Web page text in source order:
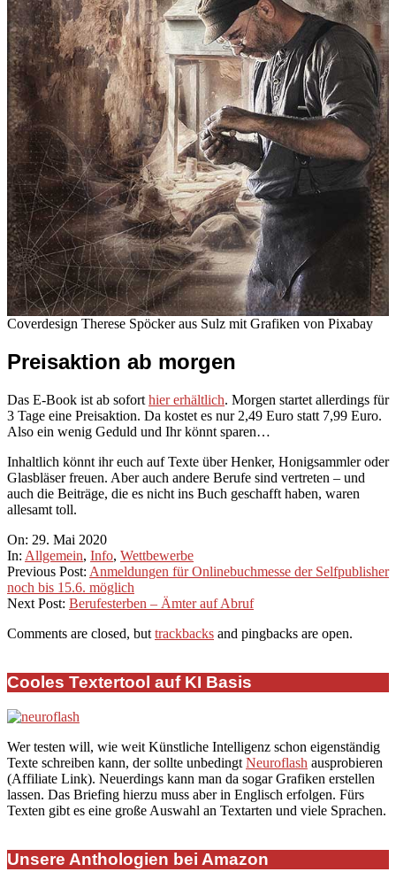
Coverdesign Therese Spöcker aus Sulz mit Grafiken von Pixabay
Preisaktion ab morgen
Das E-Book ist ab sofort hier erhältlich. Morgen startet allerdings für
3 Tage eine Preisaktion. Da kostet es nur 2,49 Euro statt 7,99 Euro.
Also ein wenig Geduld und Ihr könnt sparen…
Inhaltlich könnt ihr euch auf Texte über Henker, Honigsammler oder
Glasbläser freuen. Aber auch andere Berufe sind vertreten – und
auch die Beiträge, die es nicht ins Buch geschafft haben, waren
allesamt toll.
2020-
05-
29
On: 29. Mai 2020
In: Allgemein, Info, Wettbewerbe
Previous Post: Anmeldungen für Onlinebuchmesse der Selfpublisher
noch bis 15.6. möglich
Next Post: Berufesterben – Ämter auf Abruf
Comments are closed, but trackbacks and pingbacks are open.
Cooles Textertool auf KI Basis
Wer testen will, wie weit Künstliche Intelligenz schon eigenständig
Texte schreiben kann, der sollte unbedingt Neuroflash ausprobieren
(Affiliate Link). Neuerdings kann man da sogar Grafiken erstellen
lassen. Das Briefing hierzu muss aber in Englisch erfolgen. Fürs
Texten gibt es eine große Auswahl an Textarten und viele Sprachen.
Unsere Anthologien bei Amazon